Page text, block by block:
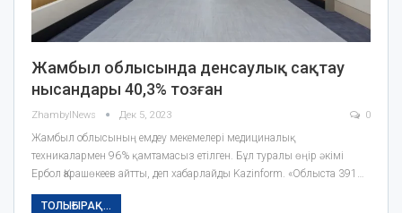
Жамбыл облысында денсаулық сақтау
нысандары 40,3% тозған
ZhambylNews Дек 5, 2023 0
Жамбыл облысының емдеу мекемелері медициналық
техникалармен 96% қамтамасыз етілген. Бұл туралы өңір әкімі
Ербол Қарашөкеев айтты, деп хабарлайды Kazinform. «Облыста 391…
ТОЛЫҒЫРАҚ...